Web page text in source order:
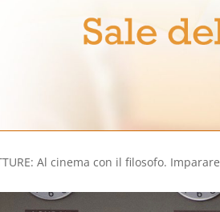
Al cinema con il filosofo.